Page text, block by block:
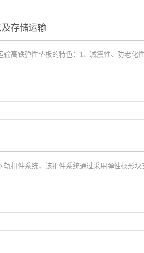
存储运输
输高铁弹性垫板的特色：1、减震性、防老化
扣件系统，该扣件系统通过采用弹性楔形